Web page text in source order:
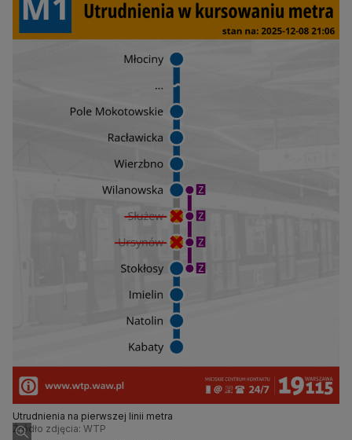
Utrudnienia na pierwszej linii metra
Źródło zdjęcia: WTP